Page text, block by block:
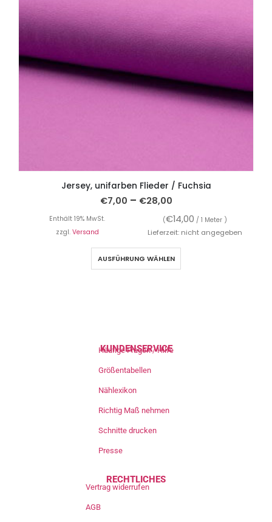
Jersey, unifarben Flieder / Fuchsia
€7,00 – €28,00
Enthält 19% MwSt. (€14,00 / 1 Meter )
zzgl. Versand Lieferzeit: nicht angegeben
AUSFÜHRUNG WÄHLEN
KUNDENSERVICE
Häufige Fragen / Hilfe
Größentabellen
Nählexikon
Richtig Maß nehmen
Schnitte drucken
Presse
RECHTLICHES
Vertrag widerrufen
AGB